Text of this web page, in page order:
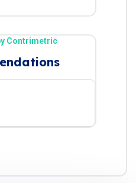
Contrimetric